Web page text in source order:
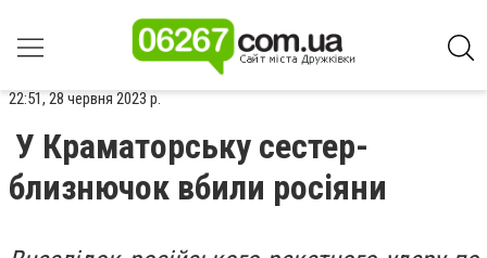
22:51, 28 червня 2023 р.
У Краматорську сестер-
близнючок вбили росіяни